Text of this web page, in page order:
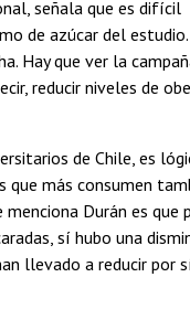
señala que es difícil
de azúcar del estudio.
Hay que ver la
reducir niveles de
de Chile, es
más consumen
Durán es
sí hubo una
llevado a reducir